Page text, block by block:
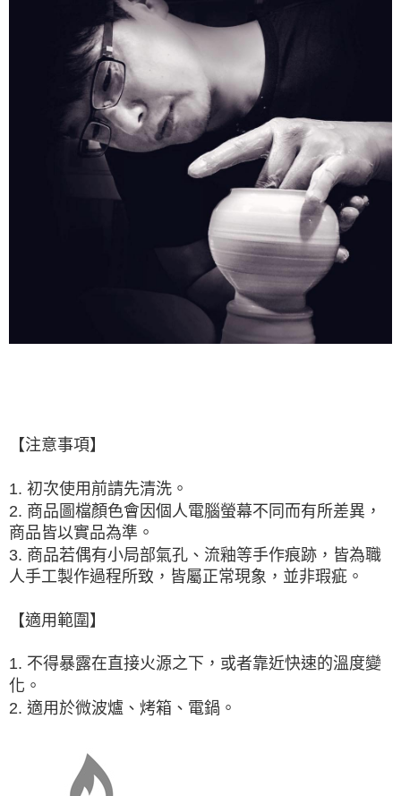
４．使用「AFTEE先享後付」時，將依據個別帳號之用戶狀況，依本公司即
時審查核予不同之上限額度；若仍有額度不足之情形，本公司將視審查結果
請求用戶進行身份認證。
５．嚴禁一人註冊多個帳號或使用他人資訊註冊。若發現惡意使用之情形，
恩沛科技股份有限公司將有權停止該用戶之使用額度並採取法律行動。
【注意事項】
1. 初次使用前請先清洗。
2. 商品圖檔顏色會因個人電腦螢幕不同而有所差異，
商品皆以實品為準。
3. 商品若偶有小局部氣孔、流釉等手作痕跡，皆為職
人手工製作過程所致，皆屬正常現象，並非瑕疵。
【適用範圍】
1. 不得暴露在直接火源之下，或者靠近快速的溫度變
化。
2. 適用於微波爐、烤箱、電鍋。